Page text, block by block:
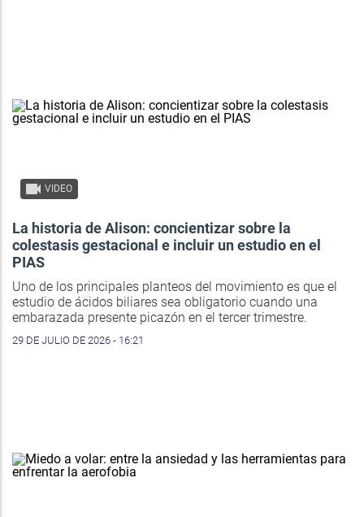
VIDEO
La historia de Alison: concientizar sobre la
colestasis gestacional e incluir un estudio en el
PIAS
Uno de los principales planteos del movimiento es que el
estudio de ácidos biliares sea obligatorio cuando una
embarazada presente picazón en el tercer trimestre.
29 DE JULIO DE 2026 - 16:21